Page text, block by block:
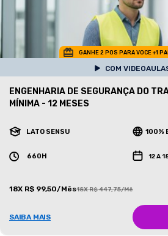
GANHE 2 POS PARA VOCE +1
COM
ENGENHARIA DE SEGURANÇA DO
MÍNIMA - 12 MESES
LATO SENSU 100%
660H 12 A
18X R$ 99,50/Mês18X R$ 447,75/Mês
SAIBA MAIS